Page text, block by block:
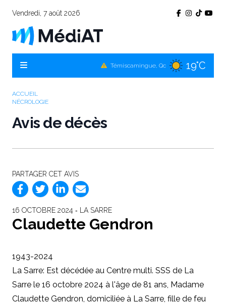
Vendredi, 7 août 2026
Témiscamingue, Qc 19°C
23°C
ACCUEIL
NÉCROLOGIE
Avis de décès
PARTAGER CET AVIS
16 OCTOBRE 2024 ‐ LA SARRE
Claudette Gendron
1943-2024
La Sarre: Est décédée au Centre multi. SSS de La
Sarre le 16 octobre 2024 à l'âge de 81 ans, Madame
Claudette Gendron, domiciliée à La Sarre, fille de feu